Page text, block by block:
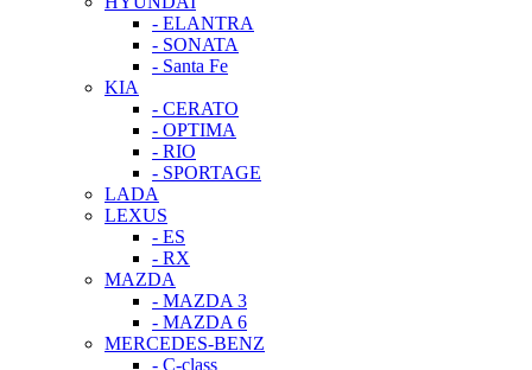
- ELANTRA
- SONATA
- Santa Fe
KIA
- CERATO
- OPTIMA
- RIO
- SPORTAGE
LADA
LEXUS
- ES
- RX
MAZDA
- MAZDA 3
- MAZDA 6
MERCEDES-BENZ
- C-class